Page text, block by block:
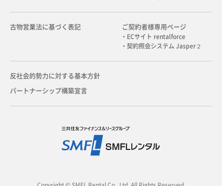
古物営業法に基づく表記 ご契約者様専用ページ
・ECサイト rentalforce
・契約照会システム Jasper２
反社会的勢力に対する基本方針
パートナーシップ構築宣言